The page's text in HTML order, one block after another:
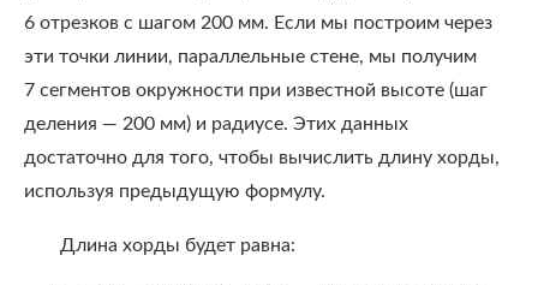
6 отрезков с шагом 200 мм. Если мы построим через
эти точки линии, параллельные стене, мы получим
7 сегментов окружности при известной высоте (шаг
деления — 200 мм) и радиусе. Этих данных
достаточно для того, чтобы вычислить длину хорды,
используя предыдущую формулу.
Длина хорды будет равна: